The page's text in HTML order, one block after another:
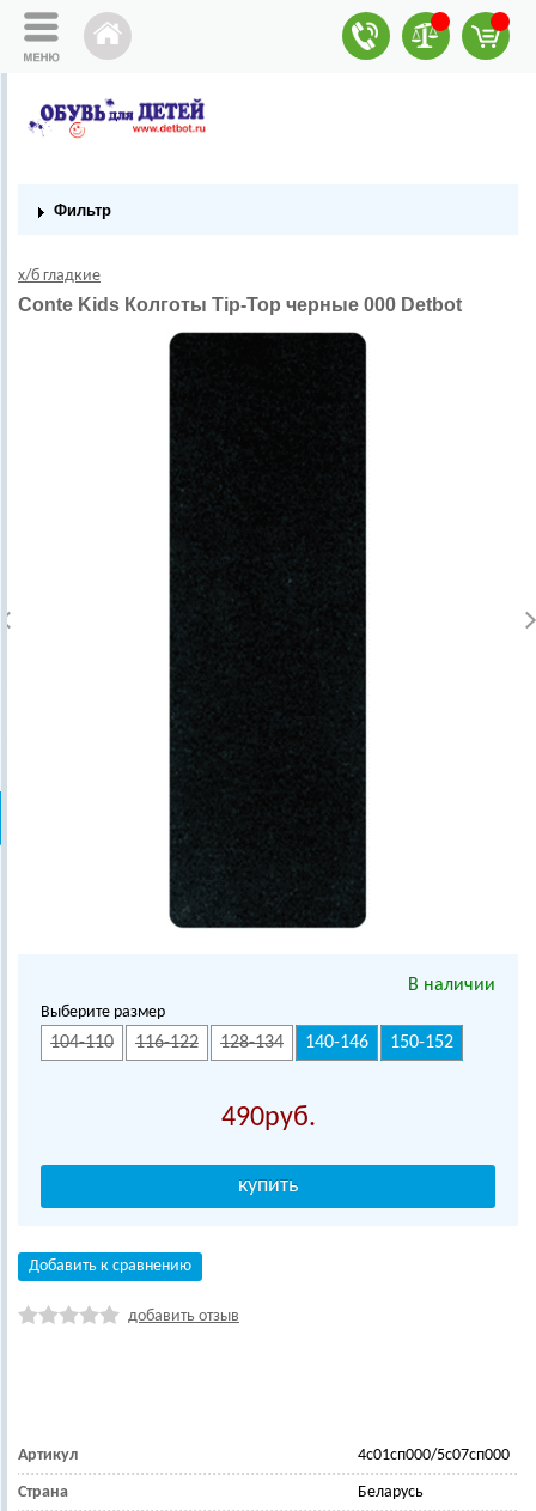
Фильтр
х/б гладкие
Conte Kids Колготы Tip-Top черные 000 Detbot
В наличии
Выберите размер
104-110 116-122 128-134 140-146 150-152
490
Добавить к сравнению
добавить отзыв
Артикул 4с01сп000/5с07сп000
Страна Беларусь